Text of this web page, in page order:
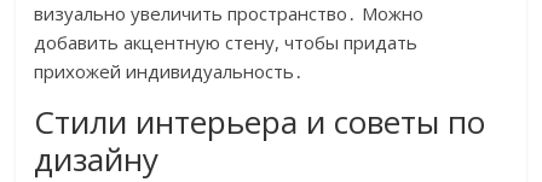
визуально увеличить пространство․ Можно
добавить акцентную стену, чтобы придать
прихожей индивидуальность․
Стили интерьера и советы по
дизайну